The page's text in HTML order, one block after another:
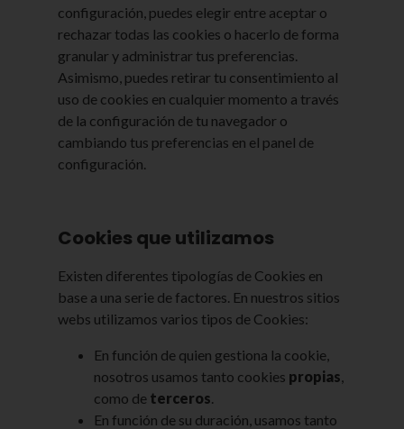
configuración, puedes elegir entre aceptar o
rechazar todas las cookies o hacerlo de forma
granular y administrar tus preferencias.
Asimismo, puedes retirar tu consentimiento al
uso de cookies en cualquier momento a través
de la configuración de tu navegador o
cambiando tus preferencias en el panel de
configuración.
Cookies que utilizamos
Existen diferentes tipologías de Cookies en
base a una serie de factores. En nuestros sitios
webs utilizamos varios tipos de Cookies:
En función de quien gestiona la cookie,
nosotros usamos tanto cookies propias,
como de terceros.
En función de su duración, usamos tanto